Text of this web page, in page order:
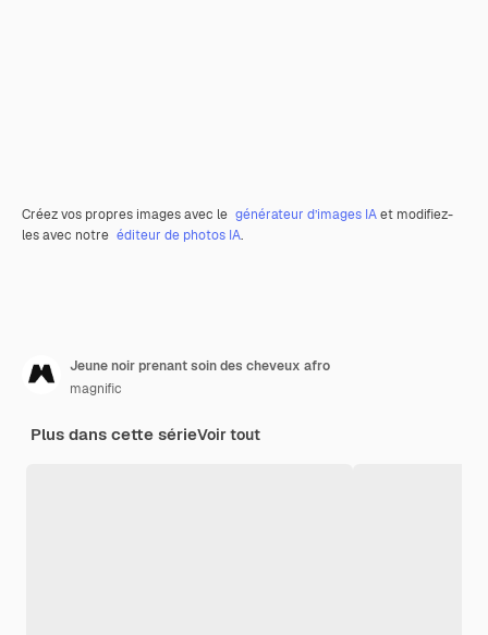
Créez vos propres images avec le générateur d’images IAet modifiez-
les avec notre éditeur de photos IA.
Jeune noir prenant soin des cheveux afro
magnific
Plus dans cette sérieVoir tout